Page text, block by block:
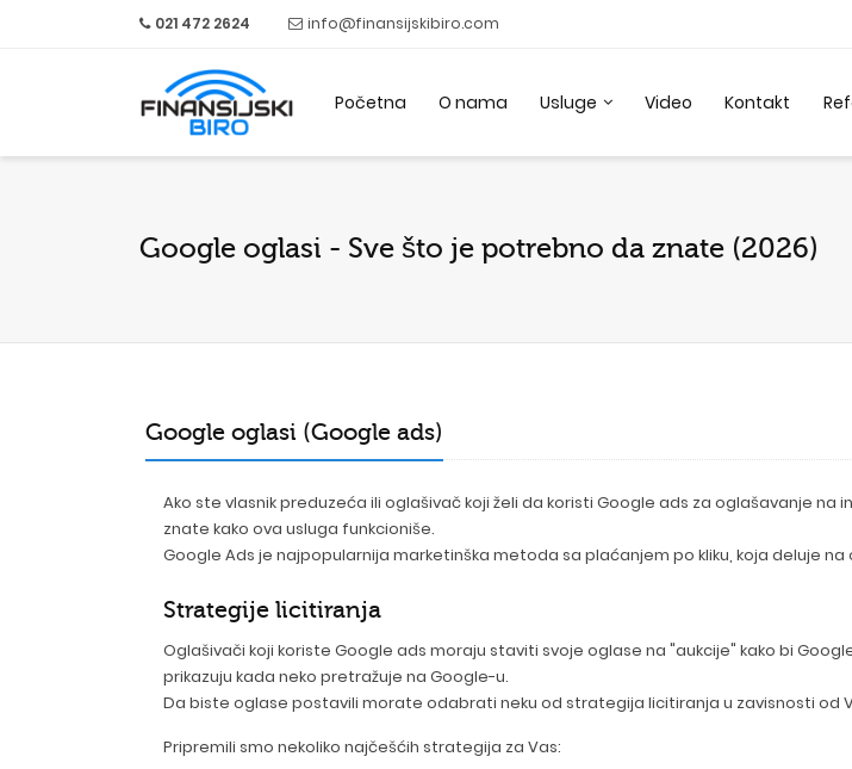
021 472 2624 info@finansijskibiro.com
Početna O nama Usluge Video Kontakt
Google oglasi - Sve što je potrebno da znate (2026)
Google oglasi (Google ads)
Ako ste vlasnik preduzeća ili oglašivač koji želi da koristi Google ads za oglašavanje na
znate kako ova usluga funkcioniše.
Google Ads je najpopularnija marketinška metoda sa plaćanjem po kliku, koja deluje
Strategije licitiranja
Oglašivači koji koriste Google ads moraju staviti svoje oglase na "aukcije" kako bi
prikazuju kada neko pretražuje na Google-u.
Da biste oglase postavili morate odabrati neku od strategija licitiranja u zavisnosti od
Pripremili smo nekoliko najčešćih strategija za Vas: